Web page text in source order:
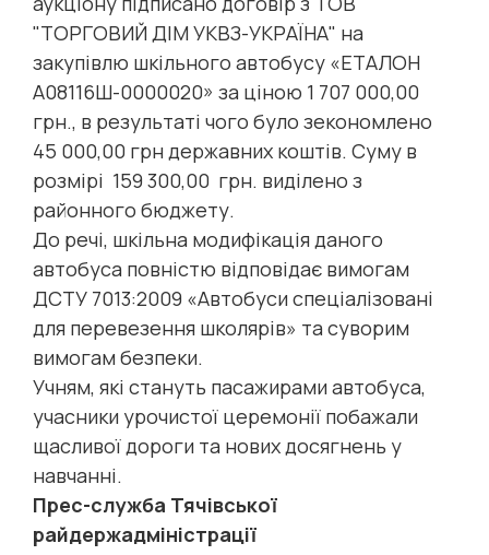
"ТОРГОВИЙ ДІМ УКВЗ-УКРАЇНА" на
закупівлю шкільного автобусу «ЕТАЛОН
А08116Ш-0000020» за ціною 1 707 000,00
грн., в результаті чого було зекономлено
45 000,00 грн державних коштів. Суму в
розмірі 159 300,00 грн. виділено з
районного бюджету.
До речі, шкільна модифікація даного
автобуса повністю відповідає вимогам
ДСТУ 7013:2009 «Автобуси спеціалізовані
для перевезення школярів» та суворим
вимогам безпеки.
Учням, які стануть пасажирами автобуса,
учасники урочистої церемонії побажали
щасливої дороги та нових досягнень у
навчанні.
Прес-служба Тячівської
райдержадміністрації